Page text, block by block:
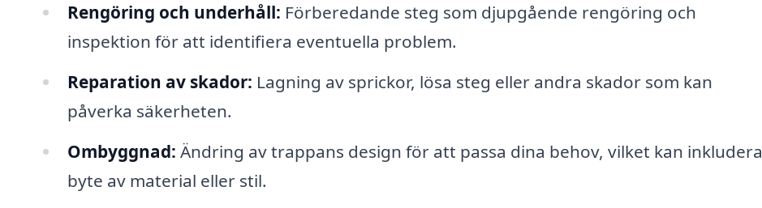
Rengöring och underhåll: Förberedande steg som djupgående rengöring och
inspektion för att identifiera eventuella problem.
Reparation av skador: Lagning av sprickor, lösa steg eller andra skador som kan
påverka säkerheten.
Ombyggnad: Ändring av trappans design för att passa dina behov, vilket kan inkludera
byte av material eller stil.